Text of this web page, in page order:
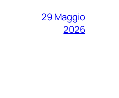
29 Maggio
2026